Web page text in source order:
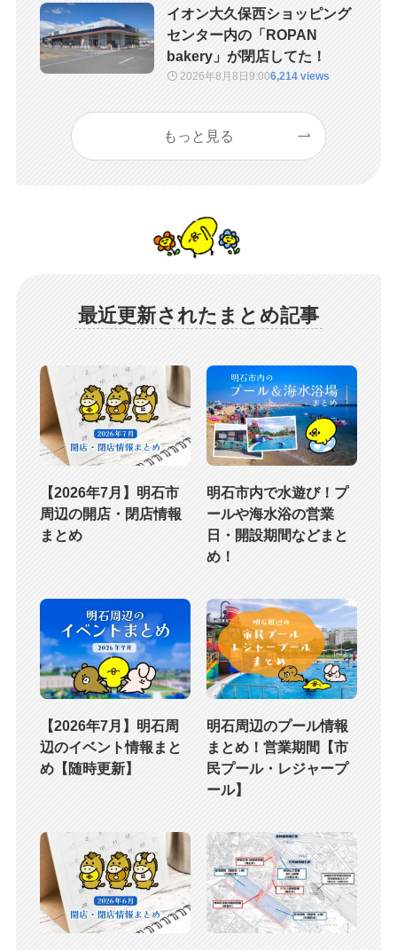
イオン大久保西ショッピング
センター内の「ROPAN
bakery」が閉店してた！
2026年8月8日9:006,214 views
もっと見る
最近更新されたまとめ記事
【2026年7月】明石市
周辺の開店・閉店情報
まとめ
明石市内で水遊び！プ
ールや海水浴の営業
日・開設期間などまと
め！
【2026年7月】明石周
辺のイベント情報まと
め【随時更新】
明石周辺のプール情報
まとめ！営業期間【市
民プール・レジャープ
ール】